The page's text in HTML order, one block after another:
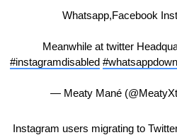
Whatsapp,Facebook
Meanwhile at twitter
#instagramdisabled #whatsappdown
— Meaty Mané
Instagram users migrating to